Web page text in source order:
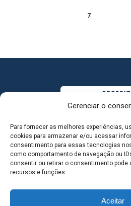
Gerenciar o
Para fornecer as melhores experiências,
cookies para armazenar e/ou acessar
consentimento para essas tecnologias
como comportamento de navegação ou
consentir ou retirar o consentimento pode
recursos e funções.
Aceitar
7
MAPA DO SITE